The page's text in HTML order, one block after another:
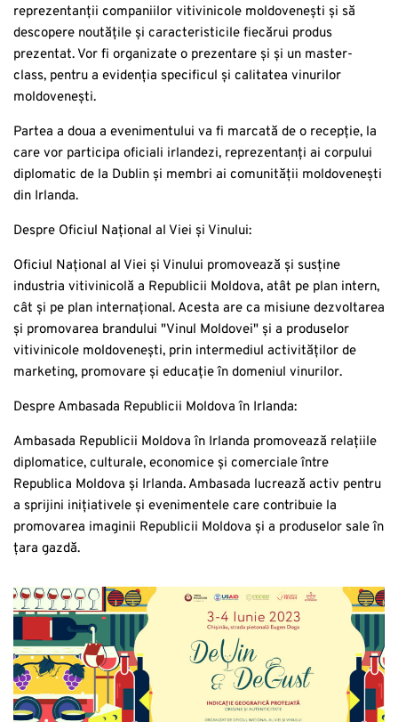
reprezentanții companiilor vitivinicole moldovenești și să
descopere noutățile și caracteristicile fiecărui produs
prezentat. Vor fi organizate o prezentare și și un master-
class, pentru a evidenția specificul și calitatea vinurilor
moldovenești.
Partea a doua a evenimentului va fi marcată de o recepție, la
care vor participa oficiali irlandezi, reprezentanți ai corpului
diplomatic de la Dublin și membri ai comunității moldovenești
din Irlanda.
Despre Oficiul Național al Viei și Vinului:
Oficiul Național al Viei și Vinului promovează și susține
industria vitivinicolă a Republicii Moldova, atât pe plan intern,
cât și pe plan internațional. Acesta are ca misiune dezvoltarea
și promovarea brandului "Vinul Moldovei" și a produselor
vitivinicole moldovenești, prin intermediul activităților de
marketing, promovare și educație în domeniul vinurilor.
Despre Ambasada Republicii Moldova în Irlanda:
Ambasada Republicii Moldova în Irlanda promovează relațiile
diplomatice, culturale, economice și comerciale între
Republica Moldova și Irlanda. Ambasada lucrează activ pentru
a sprijini inițiativele și evenimentele care contribuie la
promovarea imaginii Republicii Moldova și a produselor sale în
țara gazdă.